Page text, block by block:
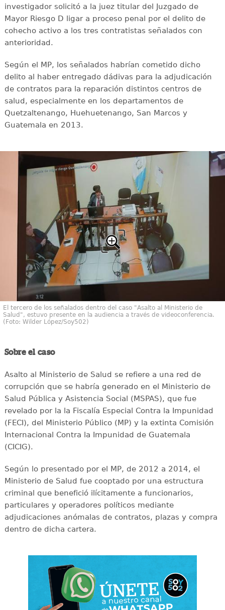
investigador solicitó a la juez titular del Juzgado de
Mayor Riesgo D ligar a proceso penal por el delito de
cohecho activo a los tres contratistas señalados con
anterioridad.
Según el MP, los señalados habrían cometido dicho
delito al haber entregado dádivas para la adjudicación
de contratos para la reparación distintos centros de
salud, especialmente en los departamentos de
Quetzaltenango, Huehuetenango, San Marcos y
Guatemala en 2013.
El tercero de los señalados dentro del caso "Asalto al Ministerio de
Salud", estuvo presente en la audiencia a través de videoconferencia.
(Foto: Wilder López/Soy502)
Sobre el caso
Asalto al Ministerio de Salud se refiere a una red de
corrupción que se habría generado en el Ministerio de
Salud Pública y Asistencia Social (MSPAS), que fue
revelado por la la Fiscalía Especial Contra la Impunidad
(FECI), del Ministerio Público (MP) y la extinta Comisión
Internacional Contra la Impunidad de Guatemala
(CICIG).
Según lo presentado por el MP, de 2012 a 2014, el
Ministerio de Salud fue cooptado por una estructura
criminal que benefició ilícitamente a funcionarios,
particulares y operadores políticos mediante
adjudicaciones anómalas de contratos, plazas y compra
dentro de dicha cartera.